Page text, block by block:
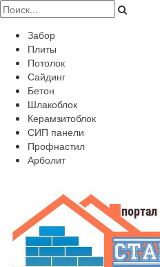
Забор
Плиты
Потолок
Сайдинг
Бетон
Шлакоблок
Керамзитоблок
СИП панели
Профнастил
Арболит